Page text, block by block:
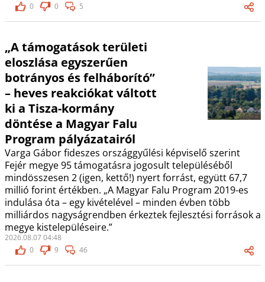
0
0 5
„A támogatások területi
eloszlása egyszerűen
botrányos és felháborító”
– heves reakciókat váltott
ki a Tisza-kormány
döntése a Magyar Falu
Program pályázatairól
Varga Gábor fideszes országgyűlési képviselő szerint
Fejér megye 95 támogatásra jogosult településéből
mindösszesen 2 (igen, kettő!) nyert forrást, együtt 67,7
millió forint értékben. „A Magyar Falu Program 2019-es
indulása óta – egy kivételével – minden évben több
milliárdos nagyságrendben érkeztek fejlesztési források a
megye kistelepüléseire.”
2026.08.07 04:48
0
9 46